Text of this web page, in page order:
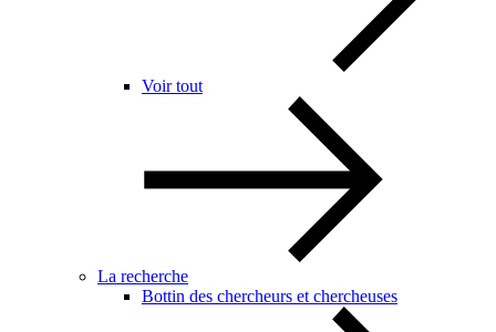
Voir tout
La recherche
Bottin des chercheurs et chercheuses